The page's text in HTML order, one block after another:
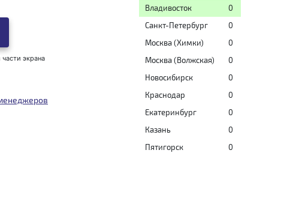
экрана
Владивосток
0
Санкт-Петербург
0
Москва (Химки)
0
Москва (Волжская)
0
Новосибирск
0
Краснодар
0
Екатеринбург
0
Казань
0
Пятигорск
0